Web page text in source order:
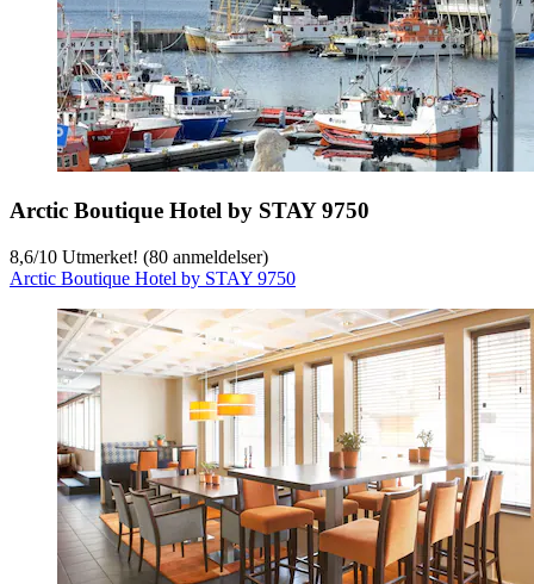
Arctic Boutique Hotel by STAY 9750
8,6/10 Utmerket! (80 anmeldelser)
Arctic Boutique Hotel by STAY 9750